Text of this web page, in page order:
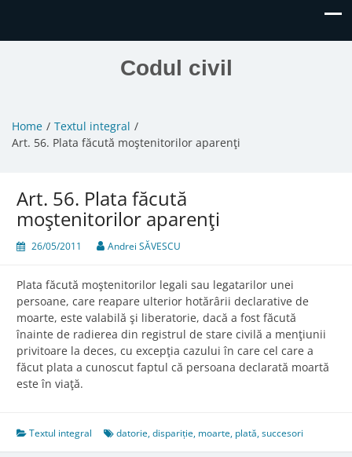
Codul civil
Home
Textul integral
Art. 56. Plata făcută moştenitorilor aparenţi
Art. 56. Plata făcută
moştenitorilor aparenţi
26/05/2011 Andrei SĂVESCU
Plata făcută moştenitorilor legali sau legatarilor unei
persoane, care reapare ulterior hotărârii declarative de
moarte, este valabilă şi liberatorie, dacă a fost făcută
înainte de radierea din registrul de stare civilă a menţiunii
privitoare la deces, cu excepţia cazului în care cel care a
făcut plata a cunoscut faptul că persoana declarată moartă
este în viaţă.
Textul integral datorie,dispariție, moarte, plată,succesori